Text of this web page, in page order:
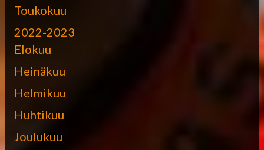
Toukokuu
2022-2023
Elokuu
Heinäkuu
Helmikuu
Huhtikuu
Joulukuu